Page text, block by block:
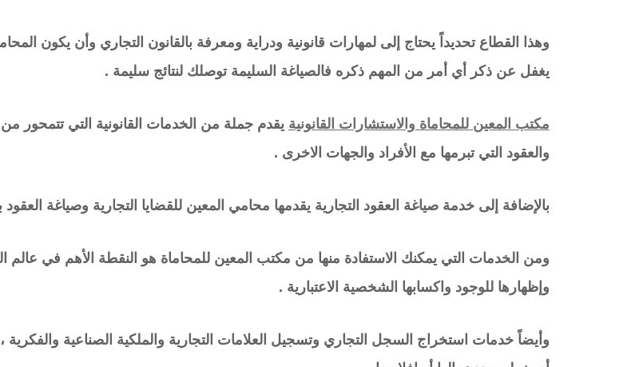
وهذا القطاع تحديداً يحتاج إلى لمهارات قانونية ودراية ومعرفة بالقانون التجاري وأن يكون
يغفل عن ذكر أي أمر من المهم ذكره فالصياغة السليمة توصلك لنتائج سليمة .
مكتب المعين للمحاماة والاستشارات القانونية يقدم جملة من الخدمات القانونية التي تتمحور
والعقود التي تبرمها مع الأفراد والجهات الاخرى .
بالإضافة إلى خدمة صياغة العقود التجارية يقدمها محامي المعين للقضايا التجارية وصياغة
ومن الخدمات التي يمكنك الاستفادة منها من مكتب المعين للمحاماة هو النقطة الأهم في
وإظهارها للوجود واكسابها الشخصية الاعتبارية .
وأيضاً خدمات استخراج السجل التجاري وتسجيل العلامات التجارية والملكية الصناعية